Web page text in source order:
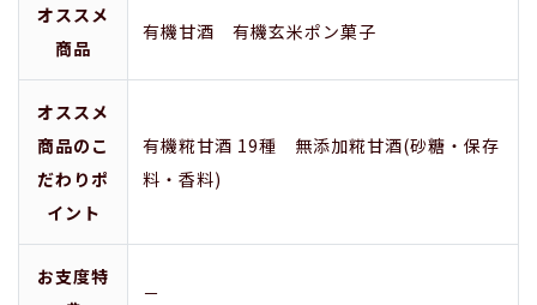
オススメ
商品
有機甘酒 有機玄米ポン菓子
オススメ
商品のこ
だわりポ
イント
有機糀甘酒 19種 無添加糀甘酒(砂糖・保存
料・香料)
お支度特
－